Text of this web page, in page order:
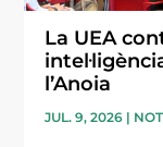
La UEA
l’Anoia
JUL. 9, 2026 |